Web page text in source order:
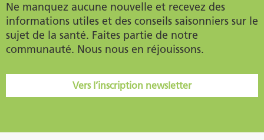
Ne manquez aucune nouvelle et recevez des
informations utiles et des conseils saisonniers sur le
sujet de la santé. Faites partie de notre
communauté. Nous nous en réjouissons.
Vers l’inscription newsletter